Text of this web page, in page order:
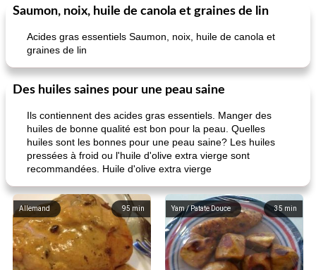
Saumon, noix, huile de canola et graines de lin
Acides gras essentiels Saumon, noix, huile de canola et
graines de lin
Des huiles saines pour une peau saine
Ils contiennent des acides gras essentiels. Manger des
huiles de bonne qualité est bon pour la peau. Quelles
huiles sont les bonnes pour une peau saine? Les huiles
pressées à froid ou l'huile d'olive extra vierge sont
recommandées. Huile d'olive extra vierge
95 min
Allemand 35 min
Yam / Patate Douce